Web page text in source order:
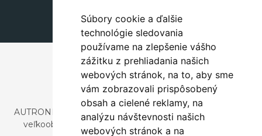
Súbory cookie a ďalšie
technológie sledovania
používame na zlepšenie vášho
zážitku z prehliadania našich
webových stránok, na to, aby sme
vám zobrazovali prispôsobený
obsah a cielené reklamy, na
analýzu návštevnosti našich
webových stránok a na
AUTRONIC, s.r.o. je spoločnosť zaoberajúca sa dovozom a
veľkoobchodným predajom dizajnového aj štýlového